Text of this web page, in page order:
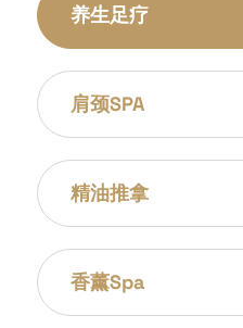
养生足疗
肩颈SPA
精油推拿
香薰spa